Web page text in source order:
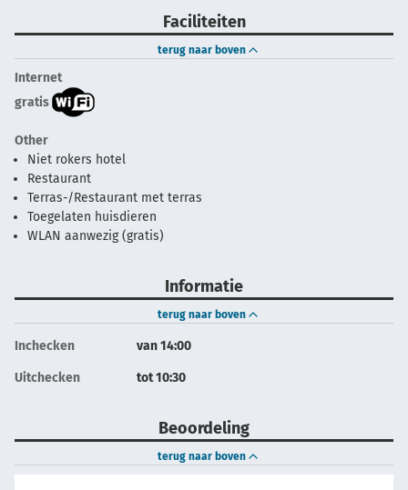
Faciliteiten
terug naar boven
Internet
gratis
Other
Niet rokers hotel
Restaurant
Terras-/Restaurant met terras
Toegelaten huisdieren
WLAN aanwezig (gratis)
Informatie
terug naar boven
Inchecken van 14:00
Uitchecken tot 10:30
Beoordeling
terug naar boven